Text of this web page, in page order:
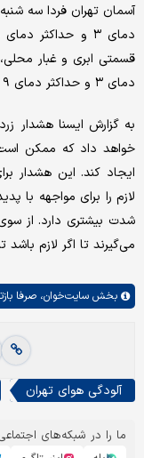
قسمتی ابری و غبار
دمای ۳ و حداکثر دمای ۹ درجه سانتیگراد پیش‌بینی می‌شود.
به گزارش ایسنا هشدار
خواهد داد که ممکن است
ایجاد کند. این هشدار
لازم را برای مواجهه با
شدت بیشتری دارد. از
می‌گیرند تا اگر لازم باشد
بخش سایت‌خوان، صرفا
آلودگی هوای تهران
ما را در شبکه‌های